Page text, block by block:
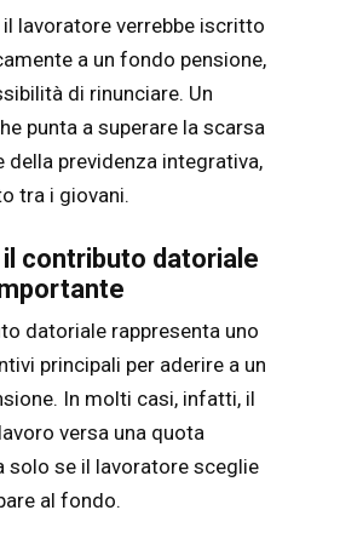
il lavoratore verrebbe iscritto
a un fondo pensione,
di rinunciare. Un
punta a superare la scarsa
previdenza integrativa,
tra i giovani.
contributo datoriale
datoriale rappresenta uno
principali per aderire a un
In molti casi, infatti, il
versa una quota
solo se il lavoratore sceglie
al fondo.